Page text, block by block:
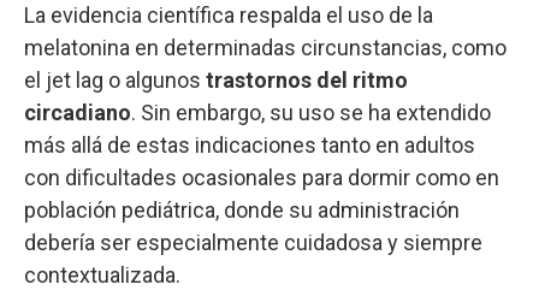
La evidencia científica respalda el uso de la
melatonina en determinadas circunstancias, como
el jet lag o algunos trastornos del ritmo
circadiano. Sin embargo, su uso se ha extendido
más allá de estas indicaciones tanto en adultos
con dificultades ocasionales para dormir como en
población pediátrica, donde su administración
debería ser especialmente cuidadosa y siempre
contextualizada.